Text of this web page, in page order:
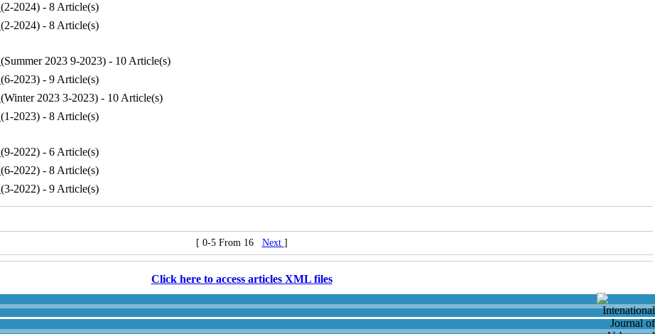
(2-2024) - 8 Article(s)
(2-2024) - 8 Article(s)
(Summer 2023 9-2023) - 10 Article(s)
(6-2023) - 9 Article(s)
(Winter 2023 3-2023) - 10 Article(s)
(1-2023) - 8 Article(s)
(9-2022) - 6 Article(s)
(6-2022) - 8 Article(s)
(3-2022) - 9 Article(s)
[ 0-5 From 16 Next ]
Click here to access articles XML files